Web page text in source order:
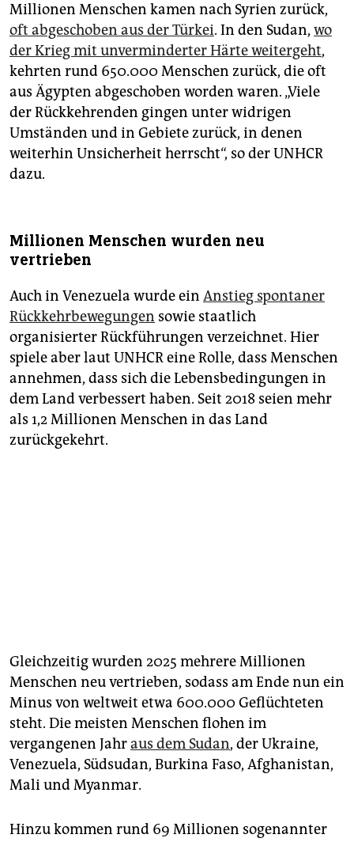
Millionen Menschen kamen nach Syrien zurück,
oft abgeschoben aus der Türkei. In den Sudan, wo
der Krieg mit unverminderter Härte weitergeht,
kehrten rund 650.000 Menschen zurück, die oft
aus Ägypten abgeschoben worden waren. „Viele
der Rückkehrenden gingen unter widrigen
Umständen und in Gebiete zurück, in denen
weiterhin Unsicherheit herrscht“, so der UNHCR
dazu.
Millionen Menschen wurden neu
vertrieben
Auch in Venezuela wurde ein Anstieg spontaner
Rückkehrbewegungen sowie staatlich
organisierter Rückführungen verzeichnet. Hier
spiele aber laut UNHCR eine Rolle, dass Menschen
annehmen, dass sich die Lebensbedingungen in
dem Land verbessert haben. Seit 2018 seien mehr
als 1,2 Millionen Menschen in das Land
zurückgekehrt.
Gleichzeitig wurden 2025 mehrere Millionen
Menschen neu vertrieben, sodass am Ende nun ein
Minus von weltweit etwa 600.000 Geflüchteten
steht. Die meisten Menschen flohen im
vergangenen Jahraus dem Sudan, der Ukraine,
Venezuela, Südsudan, Burkina Faso, Afghanistan,
Mali und Myanmar.
Hinzu kommen rund 69 Millionen sogenannter